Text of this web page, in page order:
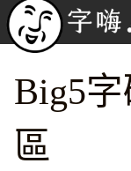
Big5
區